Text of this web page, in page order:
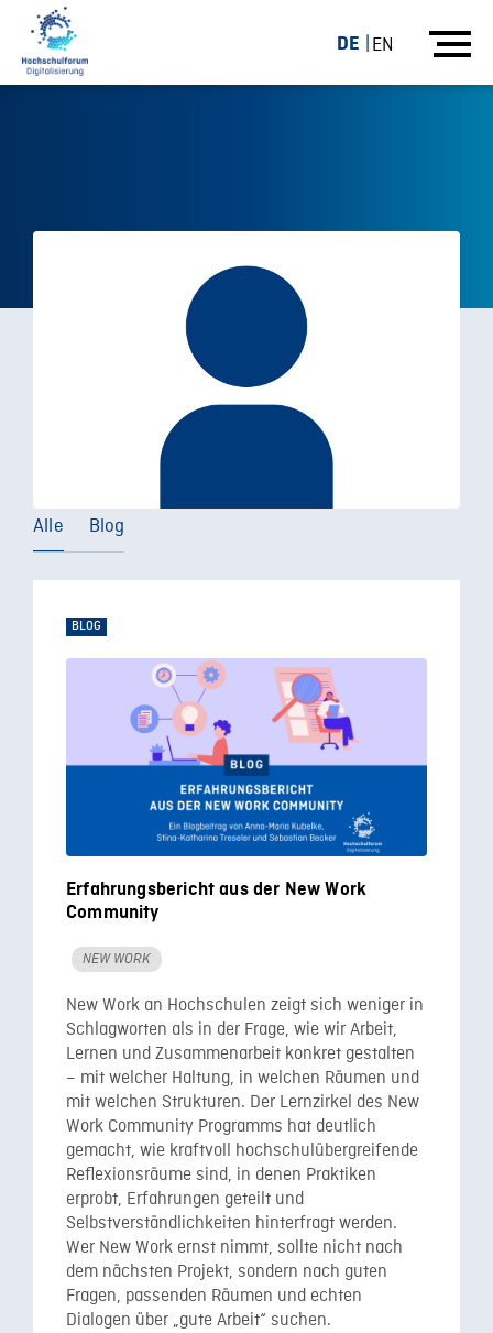
DE EN
Alle Blog
BLOG
Erfahrungsbericht aus der New Work
Community
NEW WORK
New Work an Hochschulen zeigt sich weniger in
Schlagworten als in der Frage, wie wir Arbeit,
Lernen und Zusammenarbeit konkret gestalten
– mit welcher Haltung, in welchen Räumen und
mit welchen Strukturen. Der Lernzirkel des New
Work Community Programms hat deutlich
gemacht, wie kraftvoll hochschulübergreifende
Reflexionsräume sind, in denen Praktiken
erprobt, Erfahrungen geteilt und
Selbstverständlichkeiten hinterfragt werden.
Wer New Work ernst nimmt, sollte nicht nach
dem nächsten Projekt, sondern nach guten
Fragen, passenden Räumen und echten
Dialogen über „gute Arbeit“ suchen.